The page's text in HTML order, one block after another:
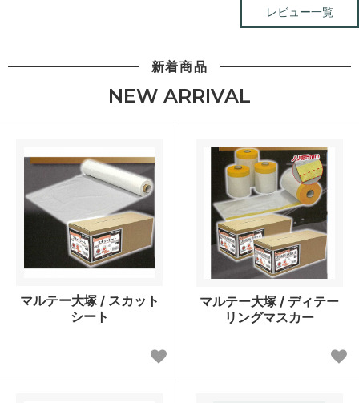
レビュー一覧
新着商品
NEW ARRIVAL
マルテー大塚 / スカット
シート
マルテー大塚 / ディテー
リングマスカー